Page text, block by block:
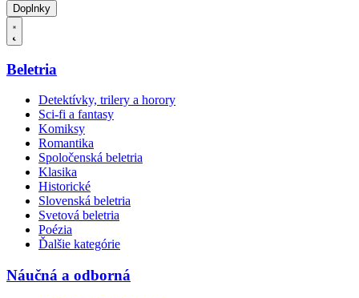
Doplnky
Beletria
Detektívky, trilery a horory
Sci-fi a fantasy
Komiksy
Romantika
Spoločenská beletria
Klasika
Historické
Slovenská beletria
Svetová beletria
Poézia
Ďalšie kategórie
Náučná a odborná